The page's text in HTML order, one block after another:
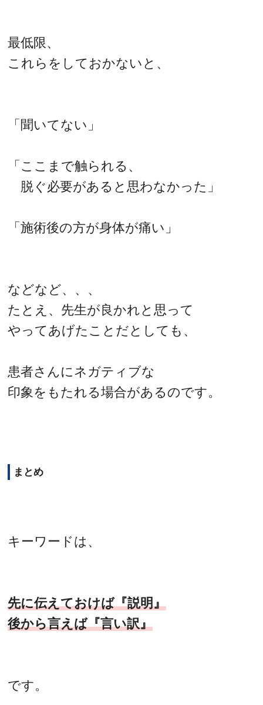
最低限、
これらをしておかないと、
「聞いてない」
「ここまで触られる、
脱ぐ必要があると思わなかった」
「施術後の方が身体が痛い」
などなど、、、
たとえ、先生が良かれと思って
やってあげたことだとしても、
患者さんにネガティブな
印象をもたれる場合があるのです。
まとめ
キーワードは、
先に伝えておけば『説明』
後から言えば『言い訳』
です。